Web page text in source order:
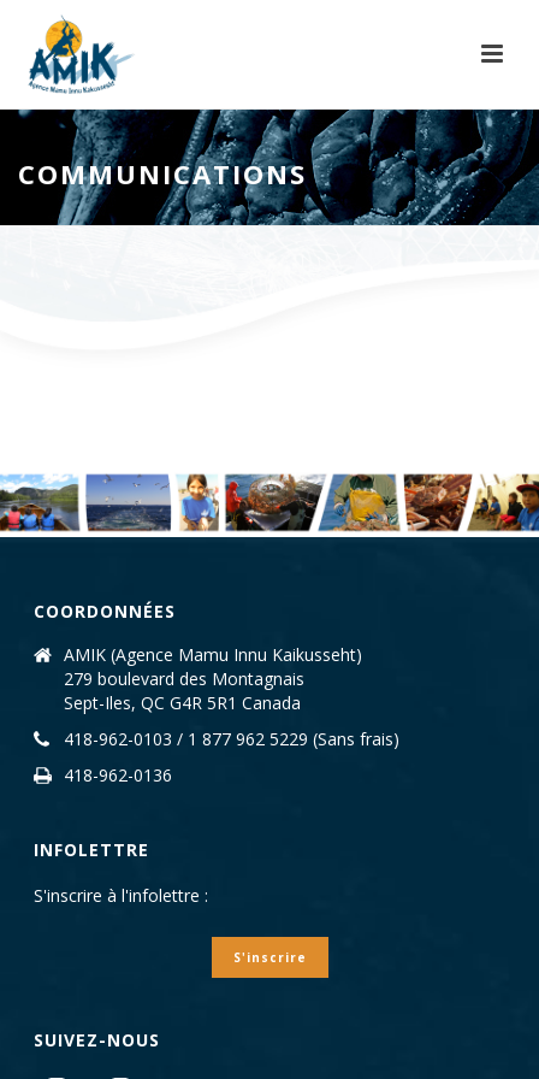
COMMUNICATIONS
COORDONNÉES
AMIK (Agence Mamu Innu Kaikusseht)
279 boulevard des Montagnais
Sept-Iles, QC G4R 5R1 Canada
418-962-0103 / 1 877 962 5229 (Sans frais)
418-962-0136
INFOLETTRE
S'inscrire à l'infolettre :
S'inscrire
SUIVEZ-NOUS